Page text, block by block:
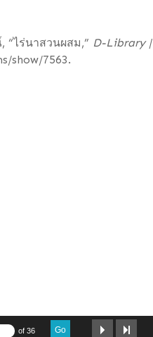
“ไร่นาสวนผสม,” D-Library
show/7563.
of 36 Go